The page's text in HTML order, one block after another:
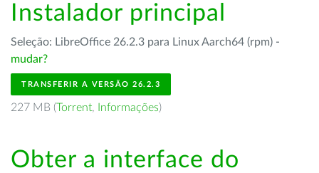
Instalador principal
Seleção: LibreOffice 26.2.3 para Linux Aarch64 (rpm) -
mudar?
TRANSFERIR A VERSÃO 26.2.3
227 MB (Torrent, Informações)
Obter a interface do